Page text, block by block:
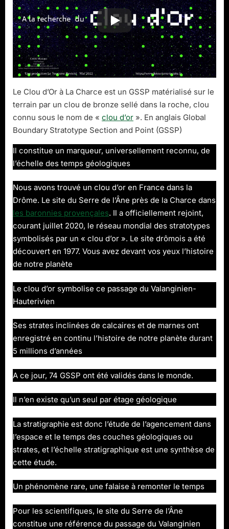
Le Clou d’Or à La Charce est un GSSP matérialisé sur le
terrain par un clou de bronze sellé dans la roche, clou
connu sous le nom de « clou d’or ». En anglais Global
Boundary Stratotype Section and Point (GSSP)
Il constitue un marqueur, universellement reconnu, de
l’échelle des temps géologiques
Nous avons trouvé un clou d’or en France dans la
Drôme. Le site du Serre de l’Âne près de la Charce dans
les baronnies provençales. Il a officiellement rejoint,
courant juillet 2020, le réseau mondial des stratotypes
symbolisés par un « clou d’or ». Le site drômois a été
découvert en 1977. Vous avez devant vos yeux l’histoire
de notre planète
Le clou d’or symbolise ce passage du Valanginien-
Hauterivien
Ses strates inclinées de calcaires et de marnes ont
enregistré en continu l’histoire de notre planète durant
5 millions d’années
A ce jour, 74 GSSP ont été validés dans le monde.
Il n’en existe qu’un seul par étage géologique
La stratigraphie est donc l’étude de l’agencement dans
l’espace et le temps des couches géologiques ou
strates, et l’échelle stratigraphique est une synthèse de
cette étude.
Un phénomène rare, une falaise à remonter le temps
Pour les scientifiques, le site du Serre de l’Âne
constitue une référence du passage du Valanginien